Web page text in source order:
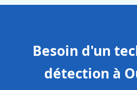
Besoin d'un
détection à